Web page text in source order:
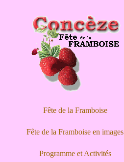
Fête de la Framboise
Fête de la Framboise en images
Programme et Activités